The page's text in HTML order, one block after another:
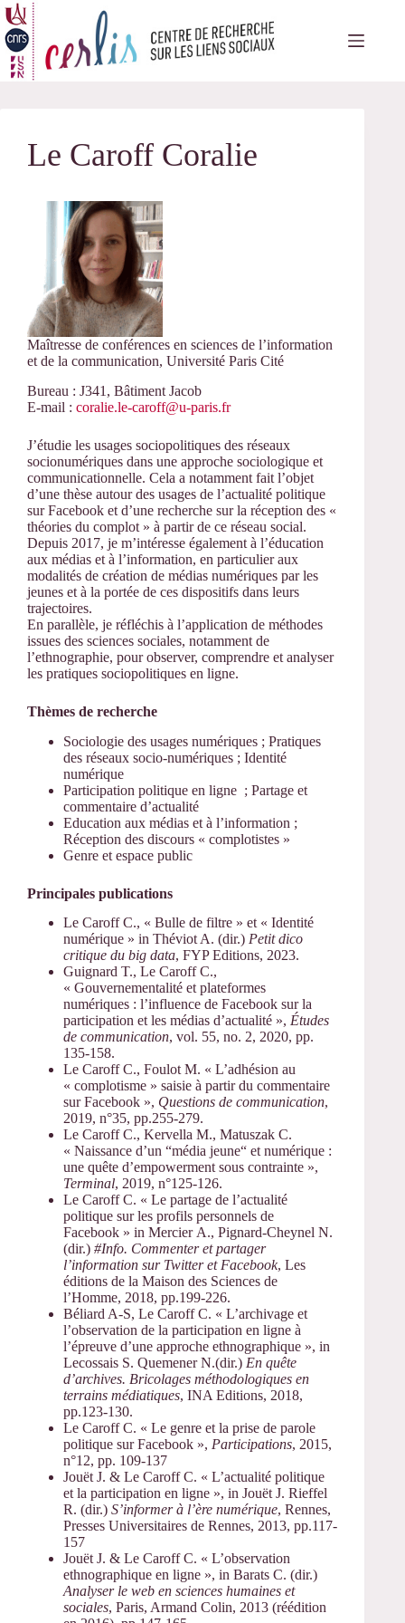
Passer
au
contenu
Le Caroff Coralie
Maîtresse de conférences en sciences de l’information
et de la communication, Université Paris Cité
Bureau : J341, Bâtiment Jacob
E-mail : coralie.le-caroff@u-paris.fr
J’étudie les usages sociopolitiques des réseaux
socionumériques dans une approche sociologique et
communicationnelle. Cela a notamment fait l’objet
d’une thèse autour des usages de l’actualité politique
sur Facebook et d’une recherche sur la réception des «
théories du complot » à partir de ce réseau social.
Depuis 2017, je m’intéresse également à l’éducation
aux médias et à l’information, en particulier aux
modalités de création de médias numériques par les
jeunes et à la portée de ces dispositifs dans leurs
trajectoires.
En parallèle, je réfléchis à l’application de méthodes
issues des sciences sociales, notamment de
l’ethnographie, pour observer, comprendre et analyser
les pratiques sociopolitiques en ligne.
Thèmes de recherche
Sociologie des usages numériques ; Pratiques
des réseaux socio-numériques ; Identité
numérique
Participation politique en ligne ; Partage et
commentaire d’actualité
Education aux médias et à l’information ;
Réception des discours « complotistes »
Genre et espace public
Principales publications
Le Caroff C., « Bulle de filtre » et « Identité
numérique » in Théviot A. (dir.) Petit dico
critique du big data, FYP Editions, 2023.
Guignard T., Le Caroff C.,
« Gouvernementalité et plateformes
numériques : l’influence de Facebook sur la
participation et les médias d’actualité », Études
de communication, vol. 55, no. 2, 2020, pp.
135-158.
Le Caroff C., Foulot M. « L’adhésion au
« complotisme » saisie à partir du commentaire
sur Facebook », Questions de communication,
2019, n°35, pp.255-279.
Le Caroff C., Kervella M., Matuszak C.
« Naissance d’un “média jeune“ et numérique :
une quête d’empowerment sous contrainte »,
Terminal, 2019, n°125-126.
Le Caroff C. « Le partage de l’actualité
politique sur les profils personnels de
Facebook » in Mercier A., Pignard-Cheynel N.
(dir.) #Info. Commenter et partager
l’information sur Twitter et Facebook, Les
éditions de la Maison des Sciences de
l’Homme, 2018, pp.199-226.
Béliard A-S, Le Caroff C. « L’archivage et
l’observation de la participation en ligne à
l’épreuve d’une approche ethnographique », in
Lecossais S. Quemener N.(dir.) En quête
d’archives. Bricolages méthodologiques en
terrains médiatiques, INA Editions, 2018,
pp.123-130.
Le Caroff C. « Le genre et la prise de parole
politique sur Facebook », Participations, 2015,
n°12, pp. 109-137
Jouët J. & Le Caroff C. « L’actualité politique
et la participation en ligne », in Jouët J. Rieffel
R. (dir.) S’informer à l’ère numérique, Rennes,
Presses Universitaires de Rennes, 2013, pp.117-
157
Jouët J. & Le Caroff C. « L’observation
ethnographique en ligne », in Barats C. (dir.)
Analyser le web en sciences humaines et
sociales, Paris, Armand Colin, 2013 (réédition